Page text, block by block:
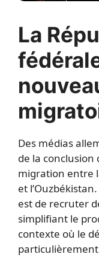
La
Des médias
de la conclusion
migration entre
et
est de recruter
simplifiant le
contexte où le